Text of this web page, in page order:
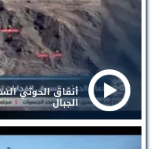
أنفاق الحوثي
الجبال